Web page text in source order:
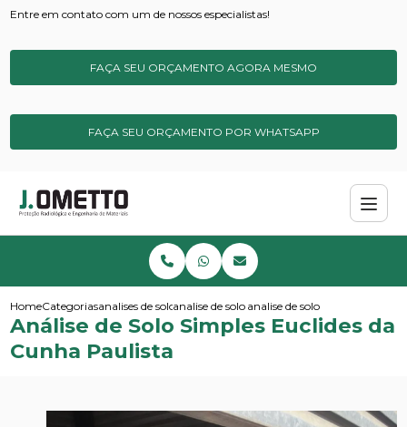
Entre em contato com um de nossos especialistas!
FAÇA SEU ORÇAMENTO AGORA MESMO
FAÇA SEU ORÇAMENTO POR WHATSAPP
HomeCategoriasanalises de solos e sedimentosanalise de solo para metais pesados
analise de solo simples
Análise de Solo Simples Euclides da
Cunha Paulista